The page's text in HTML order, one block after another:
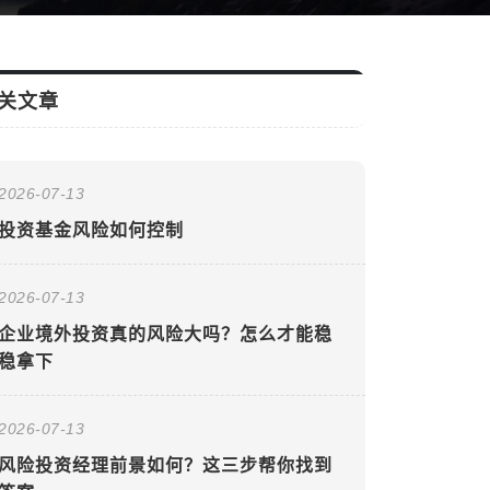
文章
07-13
资基金风险如何控制
07-13
业境外投资真的风险大吗？怎么才能稳
拿下
07-13
险投资经理前景如何？这三步帮你找到